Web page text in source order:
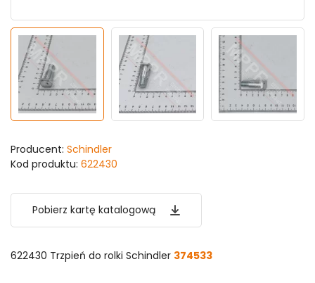
Producent: Schindler
Kod produktu: 622430
Pobierz kartę katalogową
622430 Trzpień do rolki Schindler 374533